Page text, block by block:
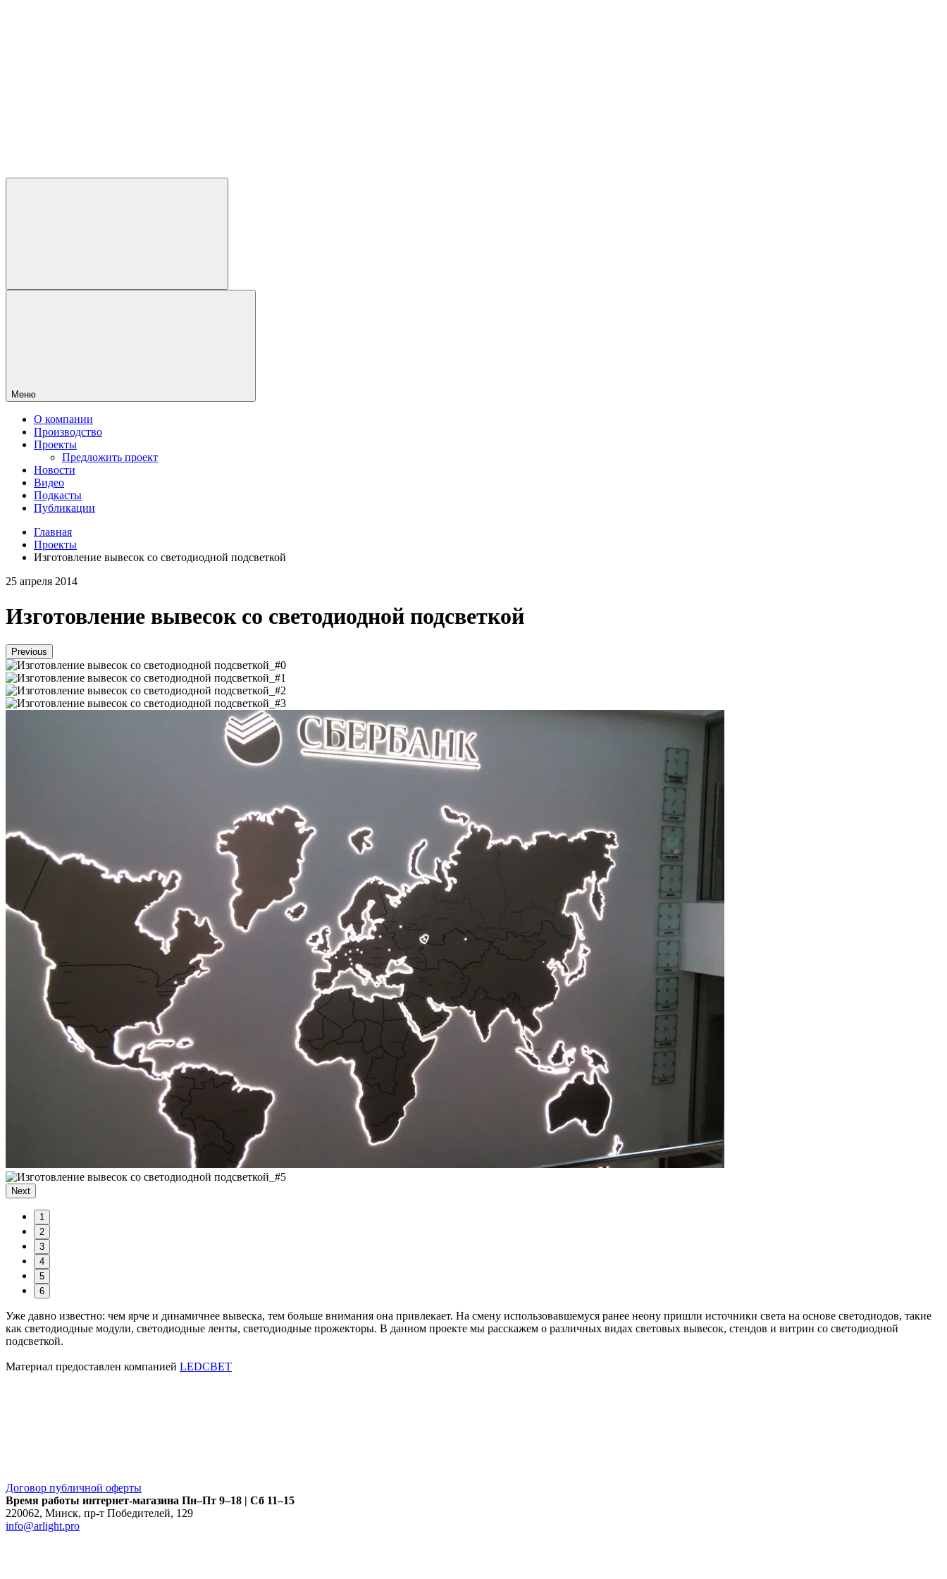
Меню
О компании
Производство
Проекты
Предложить проект
Новости
Видео
Подкасты
Публикации
Главная
Проекты
Изготовление вывесок со светодиодной подсветкой
25 апреля 2014
Изготовление вывесок со светодиодной подсветкой
Previous
Next
1
2
3
4
5
6
Уже давно известно: чем ярче и динамичнее вывеска, тем больше внимания она привлекает. На смену использовавшемуся ранее неону пришли источники света на основе светодиодов, такие
как светодиодные модули, светодиодные ленты, светодиодные прожекторы. В данном проекте мы расскажем о различных видах световых вывесок, стендов и витрин со светодиодной
подсветкой.
Материал предоставлен компанией LEDСВЕТ
Договор публичной оферты
Время работы интернет-магазина Пн–Пт 9–18 | Сб 11–15
220062, Минск, пр-т Победителей, 129
info@arlight.pro